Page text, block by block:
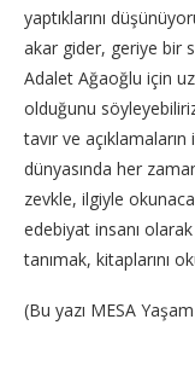
yaptıklarını
akar gider, geriye bir
Adalet Ağaoğlu için
olduğunu
tavır ve
dünyasında her
zevkle, ilgiyle
edebiyat insanı
tanımak, kitaplarını
(Bu yazı MESA